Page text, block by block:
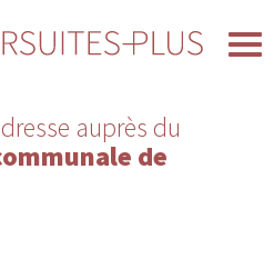
auprès du
de